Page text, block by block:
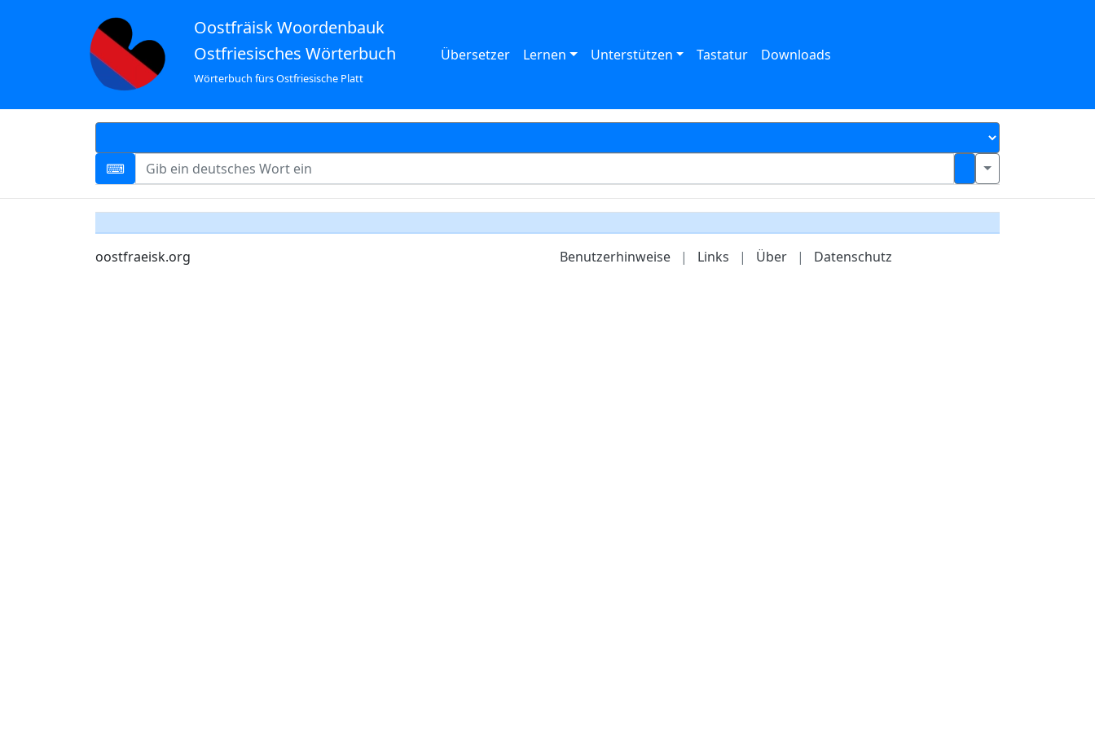
Oostfräisk Woordenbauk
Ostfriesisches Wörterbuch
Wörterbuch fürs Ostfriesische Platt
Übersetzer Lernen Unterstützen Tastatur Downloads
oostfraeisk.org Benutzerhinweise | Links | Über | Datenschutz